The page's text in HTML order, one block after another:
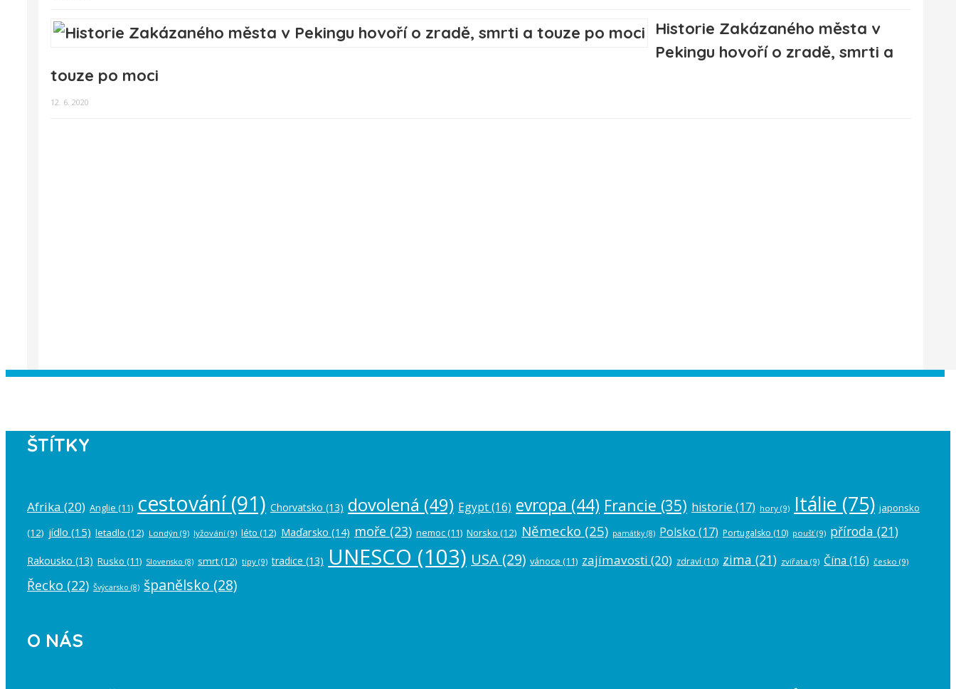
Historie Zakázaného města v
Pekingu hovoří o zradě, smrti a
touze po moci
12. 6. 2020
ŠTÍTKY
Afrika (20) Anglie (11) cestování(91) Chorvatsko (13) dovolená (49) Egypt(16) evropa (44) Francie (35) historie (17) hory (9) Itálie (75) japonsko
(12) jídlo (15) letadlo (12) Londýn (9) lyžování (9) léto (12) Maďarsko (14) moře (23) nemoc(11) Norsko (12) Německo (25) památky(8) Polsko (17) Portugalsko (10) poušť(9) příroda (21)
Rakousko (13) Rusko (11) Slovensko (8) smrt(12) tipy (9) tradice (13) UNESCO (103) USA (29) vánoce (11) zajímavosti (20) zdraví (10) zima (21) zvířata (9) Čína (16) česko (9)
Řecko (22) Švýcarsko (8) španělsko (28)
O NÁS